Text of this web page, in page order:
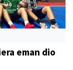
eman dio